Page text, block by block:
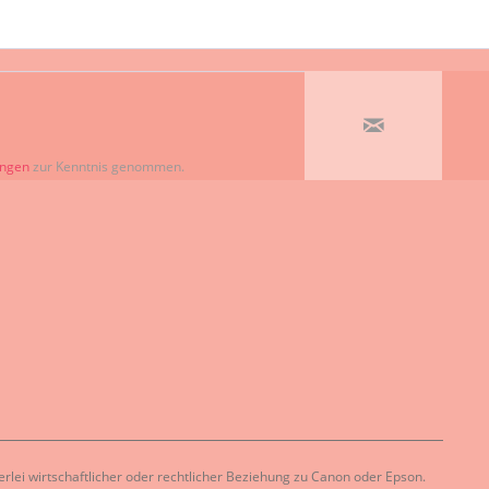
zur Kenntnis genommen.
wirtschaftlicher oder rechtlicher Beziehung zu Canon oder Epson.